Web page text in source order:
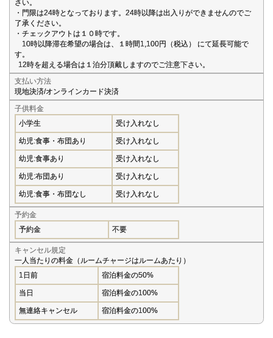
さい。
・門限は24時となっております。24時以降は出入りができませんのでご
了承ください。
・チェックアウトは１０時です。
10時以降滞在希望の場合は、１時間1,100円（税込） にて延長可能で
す。
12時を超える場合は１泊分頂戴しますのでご注意下さい。
支払い方法
現地決済/オンラインカード決済
子供料金
小学生
受け入れなし
幼児:食事・布団あり 受け入れなし
幼児:食事あり 受け入れなし
幼児:布団あり 受け入れなし
幼児:食事・布団なし 受け入れなし
予約金
予約金
不要
キャンセル規定
一人当たりの料金（ルームチャージはルームあたり）
1日前
宿泊料金の50%
当日 宿泊料金の100%
無連絡キャンセル 宿泊料金の100%